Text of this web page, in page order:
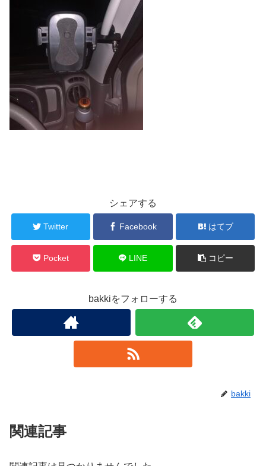
シェアする
Twitter Facebook はてブ
Pocket LINE コピー
bakkiをフォローする
bakki
関連記事